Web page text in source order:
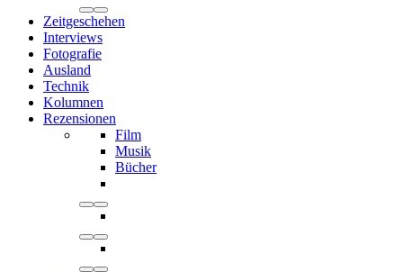
Zeitgeschehen
Interviews
Fotografie
Ausland
Technik
Kolumnen
Rezensionen
Film
Musik
Bücher